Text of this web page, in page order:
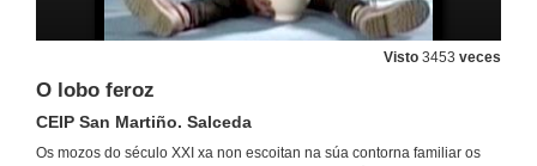
Visto 3453 veces
O lobo feroz
CEIP San Martiño. Salceda
Os mozos do século XXI xa non escoitan na súa contorna familiar os
Parte musical Armorial Corda de Caroa
IES San Rosendo. Mondoñedo